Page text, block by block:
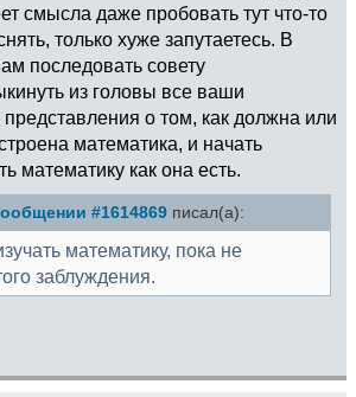
смысла даже пробовать тут что-то
только хуже запутаетесь. В
последовать совету
из головы все ваши
о том, как должна или
математика, и начать
математику как она есть.
#1614869 писал(а):
математику, пока не
заблуждения.